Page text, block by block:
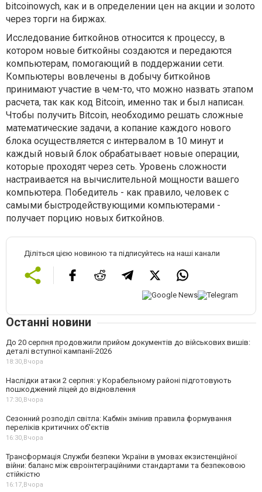
bitcoinowych, как и в определении цен на акции и золото
через торги на биржах.
Исследование биткойнов относится к процессу, в
котором новые биткойны создаются и передаются
компьютерам, помогающий в поддержании сети.
Компьютеры вовлечены в добычу биткойнов
принимают участие в чем-то, что можно назвать этапом
расчета, так как код Bitcoin, именно так и был написан.
Чтобы получить Bitcoin, необходимо решать сложные
математические задачи, а копание каждого нового
блока осуществляется с интервалом в 10 минут и
каждый новый блок обрабатывает новые операции,
которые проходят через сеть. Уровень сложности
настраивается на вычислительной мощности вашего
компьютера. Победитель - как правило, человек с
самыми быстродействующими компьютерами -
получает порцию новых биткойнов.
Діліться цією новиною та підписуйтесь на наші канали
Останні новини
До 20 серпня продовжили прийом документів до військових вишів:
деталі вступної кампанії-2026
18:30, Вчора
Наслідки атаки 2 серпня: у Корабельному районі підготовують
пошкоджений ліцей до відновлення
17:30, Вчора
Сезонний розподіл світла: Кабмін змінив правила формування
переліків критичних об'єктів
16:30, Вчора
Трансформація Служби безпеки України в умовах екзистенційної
війни: баланс між євроінтеграційними стандартами та безпековою
стійкістю
16:17, Вчора